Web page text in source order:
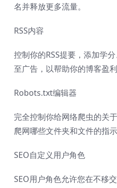
名并释放更多流量。
RSS内容
控制你的RSS提要，添加学
至广告，以帮助你的博客盈利
Robots.txt编辑器
完全控制你给网络爬虫的关
爬网哪些文件夹和文件的指示
SEO自定义用户角色
SEO用户角色允许您在不移